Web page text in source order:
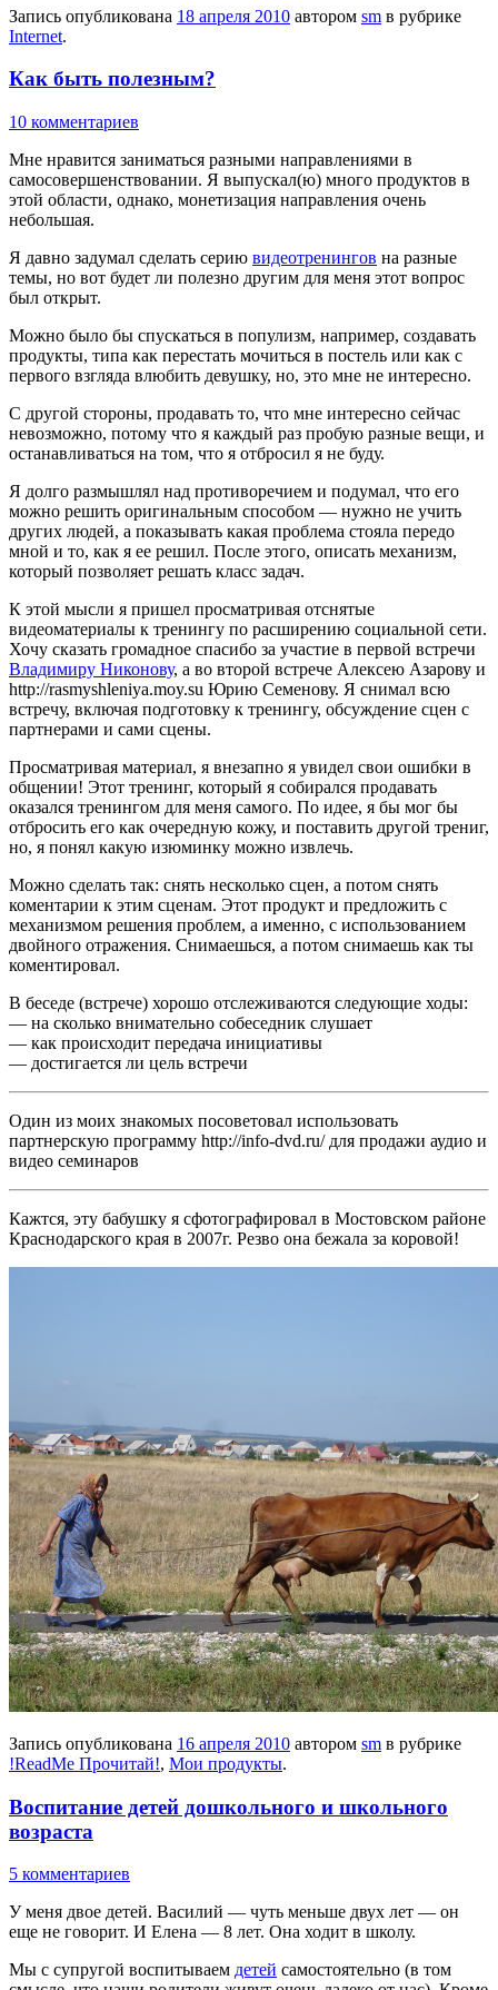
Запись опубликована 18 апреля 2010 автором sm в рубрике
Internet.
Как быть полезным?
10 комментариев
Мне нравится заниматься разными направлениями в
самосовершенствовании. Я выпускал(ю) много продуктов в
этой области, однако, монетизация направления очень
небольшая.
Я давно задумал сделать серию видеотренингов на разные
темы, но вот будет ли полезно другим для меня этот вопрос
был открыт.
Можно было бы спускаться в популизм, например, создавать
продукты, типа как перестать мочиться в постель или как с
первого взгляда влюбить девушку, но, это мне не интересно.
С другой стороны, продавать то, что мне интересно сейчас
невозможно, потому что я каждый раз пробую разные вещи, и
останавливаться на том, что я отбросил я не буду.
Я долго размышлял над противоречием и подумал, что его
можно решить оригинальным способом — нужно не учить
других людей, а показывать какая проблема стояла передо
мной и то, как я ее решил. После этого, описать механизм,
который позволяет решать класс задач.
К этой мысли я пришел просматривая отснятые
видеоматериалы к тренингу по расширению социальной сети.
Хочу сказать громадное спасибо за участие в первой встречи
Владимиру Никонову, а во второй встрече Алексею Азарову и
http://rasmyshleniya.moy.su Юрию Семенову. Я снимал всю
встречу, включая подготовку к тренингу, обсуждение сцен с
партнерами и сами сцены.
Просматривая материал, я внезапно я увидел свои ошибки в
общении! Этот тренинг, который я собирался продавать
оказался тренингом для меня самого. По идее, я бы мог бы
отбросить его как очередную кожу, и поставить другой трениг,
но, я понял какую изюминку можно извлечь.
Можно сделать так: снять несколько сцен, а потом снять
коментарии к этим сценам. Этот продукт и предложить с
механизмом решения проблем, а именно, с использованием
двойного отражения. Снимаешься, а потом снимаешь как ты
коментировал.
В беседе (встрече) хорошо отслеживаются следующие ходы:
— на сколько внимательно собеседник слушает
— как происходит передача инициативы
— достигается ли цель встречи
Один из моих знакомых посоветовал использовать
партнерскую программу http://info-dvd.ru/ для продажи аудио и
видео семинаров
Кажтся, эту бабушку я сфотографировал в Мостовском районе
Краснодарского края в 2007г. Резво она бежала за коровой!
Запись опубликована 16 апреля 2010 автором sm в рубрике
!ReadMe Прочитай!, Мои продукты.
Воспитание детей дошкольного и школьного
возраста
5 комментариев
У меня двое детей. Василий — чуть меньше двух лет — он
еще не говорит. И Елена — 8 лет. Она ходит в школу.
Мы с супругой воспитываем детей самостоятельно (в том